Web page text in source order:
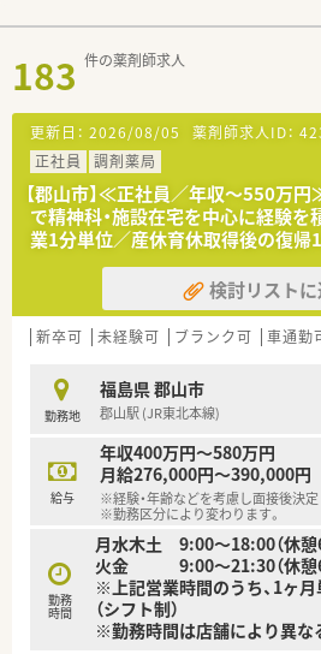
183 件の薬剤師求人
更新日： 2026/08/05 薬剤師求人ID：
正社員
調剤薬局
【郡山市】≪正社員／年収～550万
で精神科・施設在宅を中心に経験
業1分単位／産休育休取得後の復帰
検討リスト
新卒可 未経験可 ブランク可 車通勤
勤務地
福島県 郡山市
郡山駅 (JR東北本線)
給与
年収400万円～580万円
月給276,000円～390,000円
※経験・年齢などを考慮し面接後決定
※勤務区分により変わります。
勤務
時間
月水木土 9:00～18:00（休憩
火金 9:00～21:30（休憩
※上記営業時間のうち、1ヶ
（シフト制）
※勤務時間は店舗により異な